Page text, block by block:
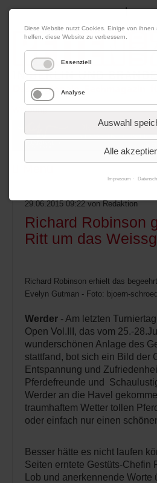
08. August 2026 Impressum|Kontakt
Werbung
29.06.2015 09:22 von Redaktion
Richard Robinson
Ritt um das
Richard Robinson erhielt das
Evelyn Gutman - Foto: bjoern-
Werder - Am letzten
Open Vol.III, das vom 25.-
wunderschönen Anlage des
stattfand, bot sich ein Bild der
Entspannung und
Pferdefreunde und
Werder an die Havel
traumhaftem Wetter tollen
oder einfach nur einen
Besser hätte es nicht laufen
Seiten erntete Gestüts-Chefin
Lob und anerkennende Worte
Diese Website nutzt Cookies. Einige von
helfen, diese Website zu verbessern.
Essenziell
Analyse
Auswahl
Alle
Impressum